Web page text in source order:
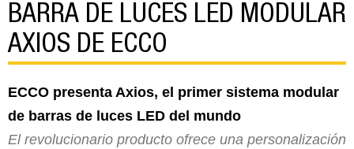
BARRA DE LUCES LED MODULAR
AXIOS DE ECCO
ECCO presenta Axios, el primer sistema modular
de barras de luces LED del mundo
El revolucionario producto ofrece una personalización